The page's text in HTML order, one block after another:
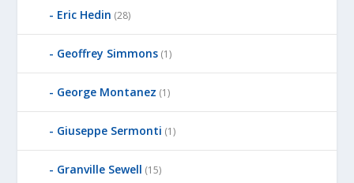
Eric Hedin (28)
Geoffrey Simmons (1)
George Montanez (1)
Giuseppe Sermonti (1)
Granville Sewell (15)